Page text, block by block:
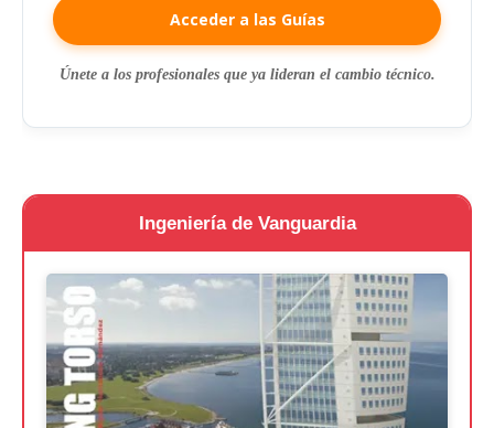
Acceder a las Guías
Únete a los profesionales que ya lideran el cambio técnico.
Ingeniería de Vanguardia